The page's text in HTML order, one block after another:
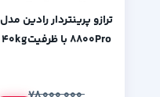
ترازو پرینتردار رادین مدل
۸۸۰۰Pro با ظرفیت۴۰kg